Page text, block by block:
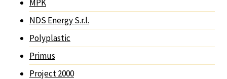
MPK
NDS Energy S.r.l.
Polyplastic
Primus
Project 2000